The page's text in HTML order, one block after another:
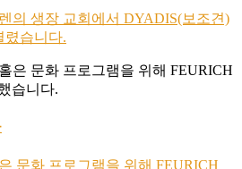
의 생장 교회에서 DYADIS(보조견)
렸습니다.
문화 프로그램을 위해 FEURICH